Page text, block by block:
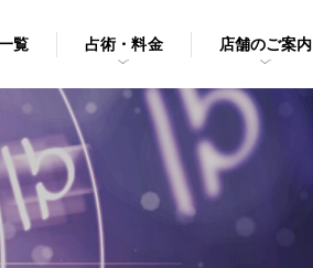
覧 占術・料金 店舗のご案内